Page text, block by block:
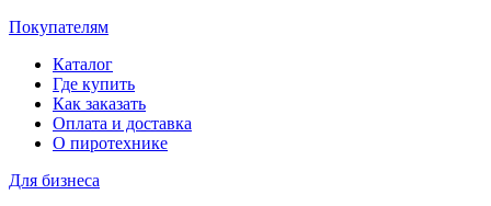
Покупателям
Каталог
Где купить
Как заказать
Оплата и доставка
О пиротехнике
Для бизнеса